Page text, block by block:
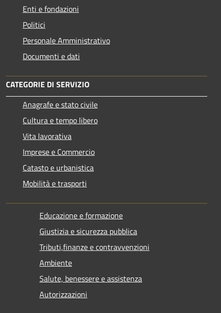
Enti e fondazioni
Politici
Personale Amministrativo
Documenti e dati
CATEGORIE DI SERVIZIO
Anagrafe e stato civile
Cultura e tempo libero
Vita lavorativa
Imprese e Commercio
Catasto e urbanistica
Mobilità e trasporti
Educazione e formazione
Giustizia e sicurezza pubblica
Tributi,finanze e contravvenzioni
Ambiente
Salute, benessere e assistenza
Autorizzazioni